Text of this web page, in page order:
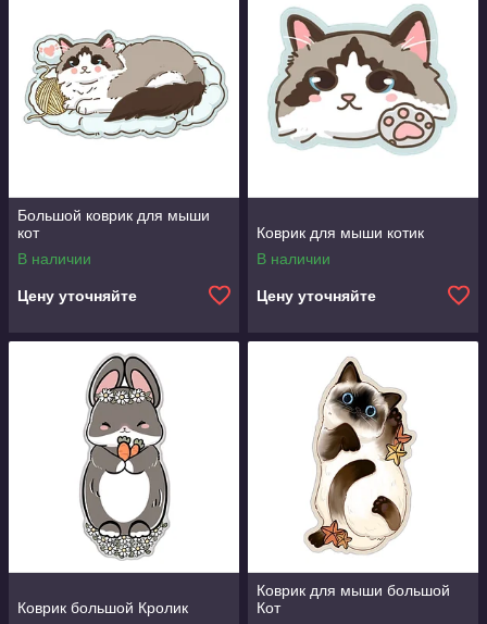
Большой коврик для мыши
кот
В наличии
Цену уточняйте
Коврик для мыши котик
В наличии
Цену уточняйте
Коврик большой Кролик
Коврик для мыши большой
Кот